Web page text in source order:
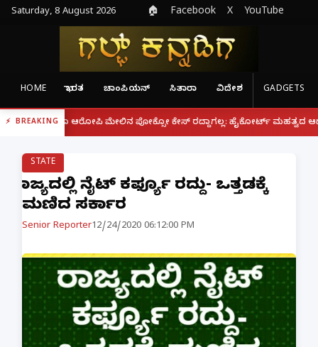
Saturday, 8 August 2026 🏠 Facebook X YouTube
HOME ಭಾರತ ಚಾಂಪಿಯನ್ ಸಿತಾರಾ ವಿದೇಶ GADGETS
BREAKING
ಆರೋಪಿ ಮೇಲಿನ ಪೋಕ್ಸೋ ಕೇಸ್ ರದ್ದಾಗಲ್ಲ: ಹೈಕೋರ್ಟ್ ಮಹತ್ವದ ಆದೇಶ |
STATE
ರಾಜ್ಯದಲ್ಲಿ ನೈಟ್ ಕರ್ಫ್ಯೂ ರದ್ದು- ಒತ್ತಡಕ್ಕೆ
ಮಣಿದ ಸರ್ಕಾರ
Senior Reporter12/24/2020 06:12:00 PM